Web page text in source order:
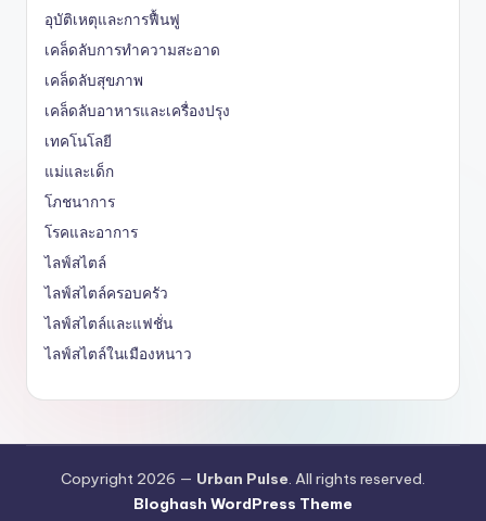
อุบัติเหตุและการฟื้นฟู
เคล็ดลับการทำความสะอาด
เคล็ดลับสุขภาพ
เคล็ดลับอาหารและเครื่องปรุง
เทคโนโลยี
แม่และเด็ก
โภชนาการ
โรคและอาการ
ไลฟ์สไตล์
ไลฟ์สไตล์ครอบครัว
ไลฟ์สไตล์และแฟชั่น
ไลฟ์สไตล์ในเมืองหนาว
Copyright 2026 — Urban Pulse. All rights reserved.
Bloghash WordPress Theme